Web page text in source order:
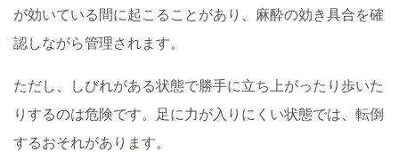
が効いている間に起こることがあり、麻酔の効き具合を確
認しながら管理されます。
ただし、しびれがある状態で勝手に立ち上がったり歩いた
りするのは危険です。足に力が入りにくい状態では、転倒
するおそれがあります。